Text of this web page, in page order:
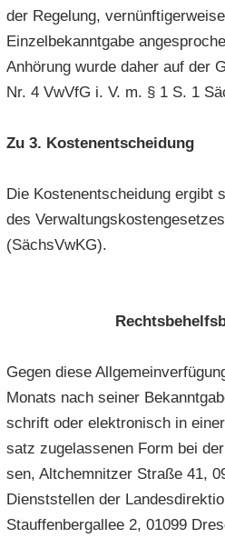
der Re­ge­lung,
Ein­zel­be­kannt­ga­be
An­hö­rung wurde daher auf der
Nr. 4 VwVfG i. V. m. § 1 S. 1
Zu 3. Kos­ten­ent­schei­dung
Die Kos­ten­ent­schei­dung er­gibt
des
(Sächs­VwKG).
Gegen diese
Mo­nats nach sei­ner
schrift oder elek­tro­nisch in
satz zu­ge­las­se­nen Form bei
sen, Alt­chem­nit­zer Stra­ße 41,
Dienst­stel­len der
Stauf­fen­berg­al­lee 2, 01099